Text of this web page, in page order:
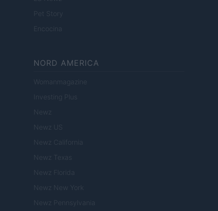
Pet Story
Encocina
NORD AMERICA
Womanmagazine
Investing Plus
Newz
Newz US
Newz California
Newz Texas
Newz Florida
Newz New York
Newz Pennsylvania